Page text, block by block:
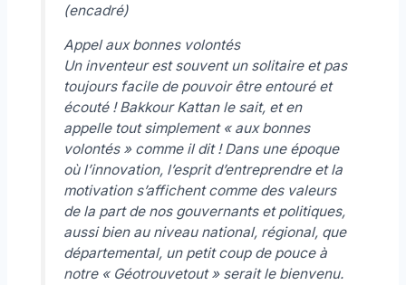
(encadré)
Appel aux bonnes volontés
Un inventeur est souvent un solitaire et pas
toujours facile de pouvoir être entouré et
écouté ! Bakkour Kattan le sait, et en
appelle tout simplement « aux bonnes
volontés »comme il dit ! Dans une époque
où l’innovation, l’esprit d’entreprendre et la
motivation s’affichent comme des valeurs
de la part de nos gouvernants et politiques,
aussi bien au niveau national, régional, que
départemental, un petit coup de pouce à
notre « Géotrouvetout » serait le bienvenu.